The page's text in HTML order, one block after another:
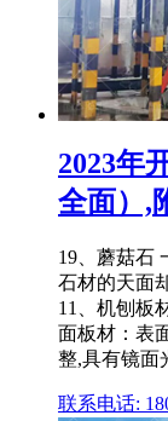
2023年
全面）,
19、蘑菇石
石材的天面
11、机刨板
面板材：表
整,具有镜面
联系电话: